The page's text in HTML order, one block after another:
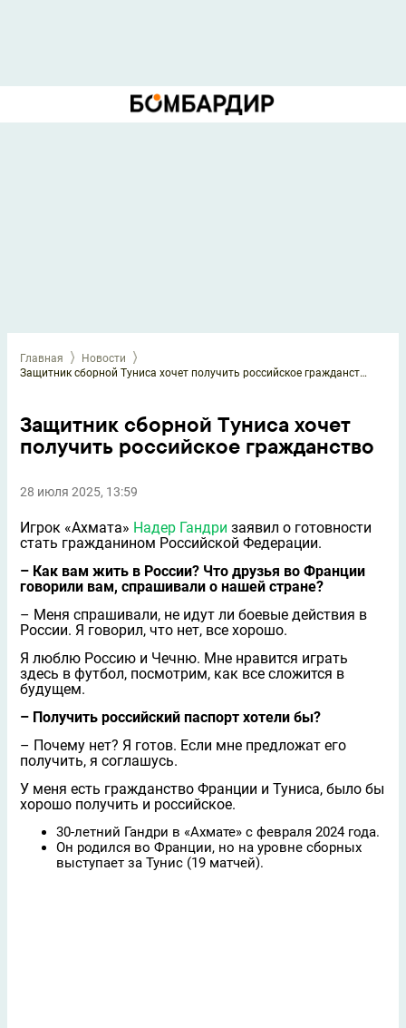
Главная
Новости
Защитник сборной Туниса хочет получить российское гражданство
Защитник сборной Туниса хочет
получить российское гражданство
28 июля 2025, 13:59
Игрок «Ахмата» Надер Гандри заявил о готовности
стать гражданином Российской Федерации.
– Как вам жить в России? Что друзья во Франции
говорили вам, спрашивали о нашей стране?
– Меня спрашивали, не идут ли боевые действия в
России. Я говорил, что нет, всe хорошо.
Я люблю Россию и Чечню. Мне нравится играть
здесь в футбол, посмотрим, как все сложится в
будущем.
– Получить российский паспорт хотели бы?
– Почему нет? Я готов. Если мне предложат его
получить, я соглашусь.
У меня есть гражданство Франции и Туниса, было бы
хорошо получить и российское.
30-летний Гандри в «Ахмате» с февраля 2024 года.
Он родился во Франции, но на уровне сборных
выступает за Тунис (19 матчей).